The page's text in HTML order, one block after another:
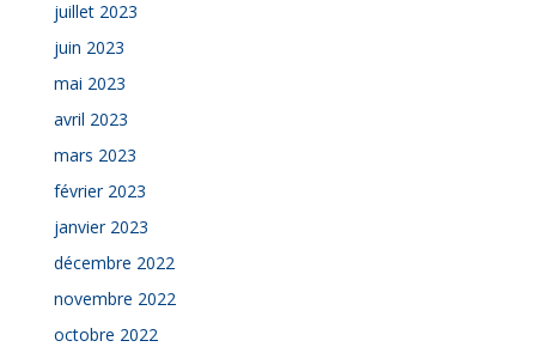
juillet 2023
juin 2023
mai 2023
avril 2023
mars 2023
février 2023
janvier 2023
décembre 2022
novembre 2022
octobre 2022